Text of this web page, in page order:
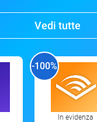
Vedi tutte
-100%
In evidenza